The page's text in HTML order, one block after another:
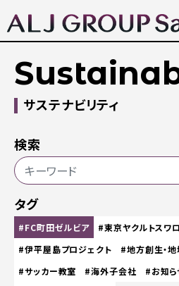
サステナビリティ
検索
タグ
#FC町田ゼルビア #東京ヤクルトスワ
#伊平屋島プロジェクト
#地方創生・
#サッカー教室
#海外子会社 #お知ら